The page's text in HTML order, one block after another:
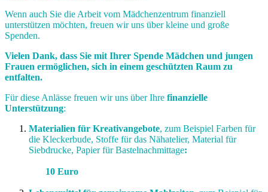
Wenn auch Sie die Arbeit vom Mädchenzentrum finanziell
unterstützen möchten, freuen wir uns über kleine und große
Spenden.
Vielen Dank, dass Sie mit Ihrer Spende Mädchen und jungen
Frauen ermöglichen, sich in einem geschützten Raum zu
entfalten.
Für diese Anlässe freuen wir uns über Ihre finanzielle
Unterstützung:
Materialien für Kreativangebote, zum Beispiel Farben für
die Kleckerbude, Stoffe für das Nähatelier, Material für
Siebdrucke, Papier für Bastelnachmittage:
10 Euro